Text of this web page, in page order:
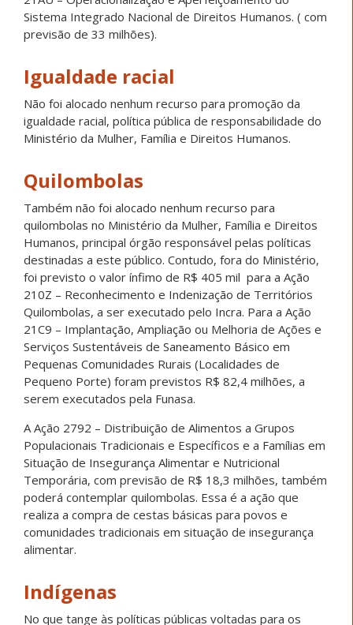
Sistema Integrado Nacional de Direitos Humanos. ( com
previsão de 33 milhões).
Igualdade racial
Não foi alocado nenhum recurso para promoção da
igualdade racial, política pública de responsabilidade do
Ministério da Mulher, Família e Direitos Humanos.
Quilombolas
Também não foi alocado nenhum recurso para
quilombolas no Ministério da Mulher, Família e Direitos
Humanos, principal órgão responsável pelas políticas
destinadas a este público. Contudo, fora do Ministério,
foi previsto o valor ínfimo de R$ 405 mil para a Ação
210Z – Reconhecimento e Indenização de Territórios
Quilombolas, a ser executado pelo Incra. Para a Ação
21C9 – Implantação, Ampliação ou Melhoria de Ações e
Serviços Sustentáveis de Saneamento Básico em
Pequenas Comunidades Rurais (Localidades de
Pequeno Porte) foram previstos R$ 82,4 milhões, a
serem executados pela Funasa.
A Ação 2792 – Distribuição de Alimentos a Grupos
Populacionais Tradicionais e Específicos e a Famílias em
Situação de Insegurança Alimentar e Nutricional
Temporária, com previsão de R$ 18,3 milhões, também
poderá contemplar quilombolas. Essa é a ação que
realiza a compra de cestas básicas para povos e
comunidades tradicionais em situação de insegurança
alimentar.
Indígenas
No que tange às políticas públicas voltadas para os